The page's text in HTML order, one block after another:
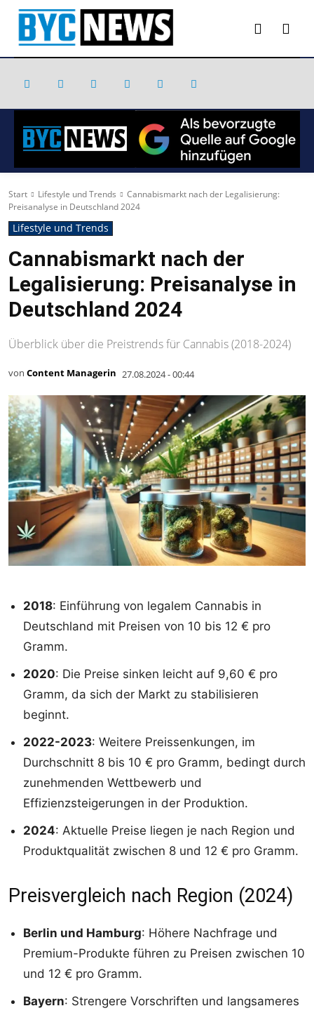
Start Lifestyle und Trends
Cannabismarkt nach der Legalisierung:
Preisanalyse in Deutschland 2024
Lifestyle und Trends
Cannabismarkt nach der
Legalisierung: Preisanalyse in
Deutschland 2024
Überblick über die Preistrends für Cannabis (2018-2024)
von Content Managerin 27.08.2024 - 00:44
2018: Einführung von legalem Cannabis in
Deutschland mit Preisen von 10 bis 12 € pro
Gramm.
2020: Die Preise sinken leicht auf 9,60 € pro
Gramm, da sich der Markt zu stabilisieren
beginnt.
2022-2023: Weitere Preissenkungen, im
Durchschnitt 8 bis 10 € pro Gramm, bedingt durch
zunehmenden Wettbewerb und
Effizienzsteigerungen in der Produktion.
2024: Aktuelle Preise liegen je nach Region und
Produktqualität zwischen 8 und 12 € pro Gramm.
Preisvergleich nach Region (2024)
Berlin und Hamburg: Höhere Nachfrage und
Premium-Produkte führen zu Preisen zwischen 10
und 12 € pro Gramm.
Bayern: Strengere Vorschriften und langsameres